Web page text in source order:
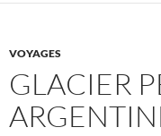
VOYAGES
GLACIER